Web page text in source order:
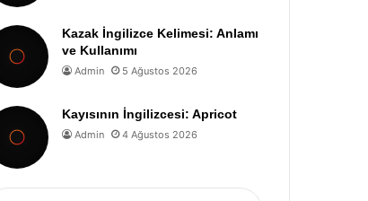
Kazak İngilizce Kelimesi: Anlamı
ve Kullanımı
Admin 5 Ağustos 2026
Kayısının İngilizcesi: Apricot
Admin 4 Ağustos 2026